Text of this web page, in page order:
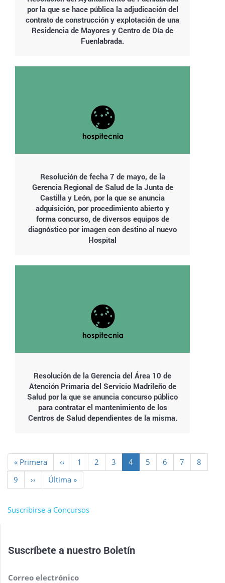
por la que se hace pública la adjudicación del
contrato de construcción y explotación de una
Residencia de Mayores y Centro de Día de
Fuenlabrada.
Resolución de fecha 7 de mayo, de la
Gerencia Regional de Salud de la Junta de
Castilla y León, por la que se anuncia
adquisición, por procedimiento abierto y
forma concurso, de diversos equipos de
diagnóstico por imagen con destino al nuevo
Hospital
Resolución de la Gerencia del Área 10 de
Atención Primaria del Servicio Madrileño de
Salud por la que se anuncia concurso público
para contratar el mantenimiento de los
Centros de Salud dependientes de la misma.
Paginación
Primera
página
« Primera
Página
anterior
‹‹ Page
1 Page
2 Page
3
Página
actual
4 Page
5 Page
6 Page
7 Page
8
Page
9
Siguiente
página
››
Última
página
Última »
Suscribirse a Concursos
Suscríbete a nuestro Boletín
Correo electrónico